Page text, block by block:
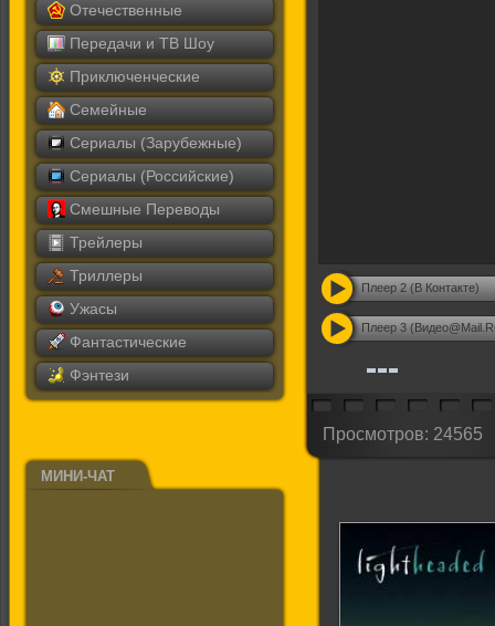
Отечественные
Передачи и ТВ Шоу
Приключенческие
Семейные
Сериалы (Зарубежные)
Сериалы (Российские)
Смешные Переводы
Трейлеры
Триллеры
Ужасы
Фантастические
Фэнтези
МИНИ-ЧАТ
Плеер 2 (В Контакте)
Плеер 3
Просмотров: 24565